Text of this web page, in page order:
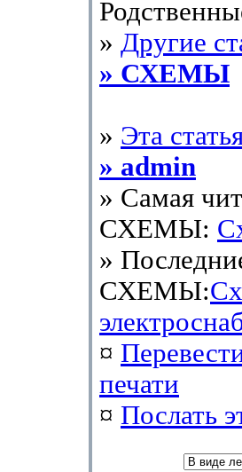
» Другие
» СХЕМЫ
» Эта
» admin
» Самая
СХЕМЫ:
»
СХЕМЫ:
¤
печати
¤ Послать